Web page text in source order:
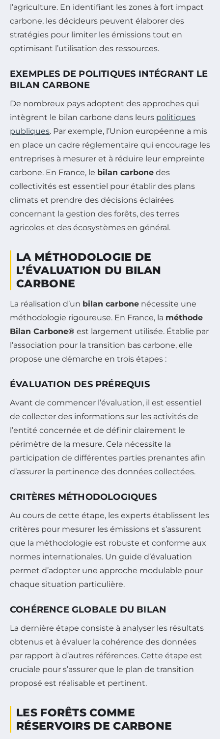
l’agriculture. En identifiant les zones à fort impact
carbone, les décideurs peuvent élaborer des
stratégies pour limiter les émissions tout en
optimisant l’utilisation des ressources.
EXEMPLES DE POLITIQUES INTÉGRANT LE
BILAN CARBONE
De nombreux pays adoptent des approches qui
intègrent le bilan carbone dans leurs politiques
publiques. Par exemple, l’Union européenne a mis
en place un cadre réglementaire qui encourage les
entreprises à mesurer et à réduire leur empreinte
carbone. En France, le bilan carbone des
collectivités est essentiel pour établir des plans
climats et prendre des décisions éclairées
concernant la gestion des forêts, des terres
agricoles et des écosystèmes en général.
LA MÉTHODOLOGIE DE
L’ÉVALUATION DU BILAN
CARBONE
La réalisation d’un bilan carbone nécessite une
méthodologie rigoureuse. En France, la méthode
Bilan Carbone® est largement utilisée. Établie par
l’association pour la transition bas carbone, elle
propose une démarche en trois étapes :
ÉVALUATION DES PRÉREQUIS
Avant de commencer l’évaluation, il est essentiel
de collecter des informations sur les activités de
l’entité concernée et de définir clairement le
périmètre de la mesure. Cela nécessite la
participation de différentes parties prenantes afin
d’assurer la pertinence des données collectées.
CRITÈRES MÉTHODOLOGIQUES
Au cours de cette étape, les experts établissent les
critères pour mesurer les émissions et s’assurent
que la méthodologie est robuste et conforme aux
normes internationales. Un guide d’évaluation
permet d’adopter une approche modulable pour
chaque situation particulière.
COHÉRENCE GLOBALE DU BILAN
La dernière étape consiste à analyser les résultats
obtenus et à évaluer la cohérence des données
par rapport à d’autres références. Cette étape est
cruciale pour s’assurer que le plan de transition
proposé est réalisable et pertinent.
LES FORÊTS COMME
RÉSERVOIRS DE CARBONE